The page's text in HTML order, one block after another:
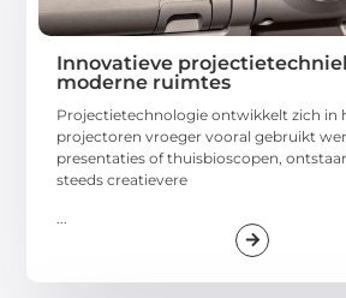
Innovatieve
moderne ruimtes
Projectietechnologie ontwikkelt zich in
projectoren vroeger vooral gebruikt
presentaties of thuisbioscopen,
steeds creatievere